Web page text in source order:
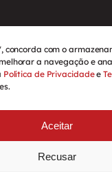
concorda com o
a navegação e
Política de Privacidadee
Aceitar
Recusar